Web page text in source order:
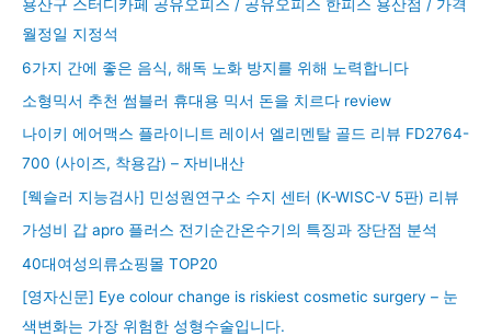
용산구 스터디카페 공유오피스 / 공유오피스 한피스 용산점 / 가격
월정일 지정석
6가지 간에 좋은 음식, 해독 노화 방지를 위해 노력합니다
소형믹서 추천 썸블러 휴대용 믹서 돈을 치르다 review
나이키 에어맥스 플라이니트 레이서 엘리멘탈 골드 리뷰 FD2764-
700 (사이즈, 착용감) – 자비내산
[웩슬러 지능검사] 민성원연구소 수지 센터 (K-WISC-V 5판) 리뷰
가성비 갑 apro 플러스 전기순간온수기의 특징과 장단점 분석
40대여성의류쇼핑몰 TOP20
[영자신문] Eye colour change is riskiest cosmetic surgery – 눈
색변화는 가장 위험한 성형수술입니다.